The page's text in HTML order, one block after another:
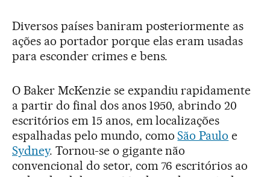
Diversos países baniram posteriormente as
ações ao portador porque elas eram usadas
para esconder crimes e bens.
O Baker McKenzie se expandiu rapidamente
a partir do final dos anos 1950, abrindo 20
escritórios em 15 anos, em localizações
espalhadas pelo mundo, comoSão Paulo e
Sydney. Tornou-se o gigante não
convencional do setor, com 76 escritórios ao